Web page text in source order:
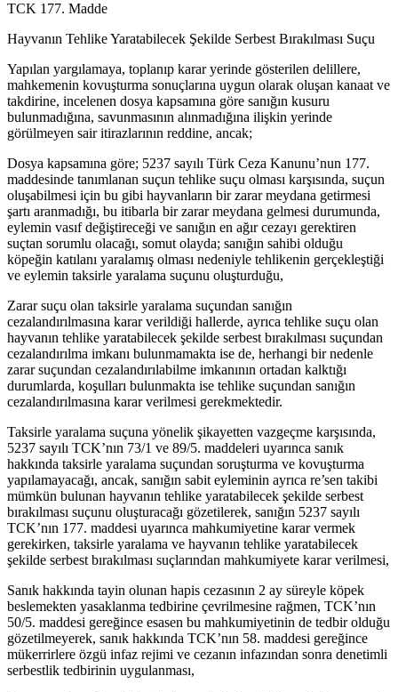
TCK 177. Madde
Hayvanın Tehlike Yaratabilecek Şekilde Serbest Bırakılması Suçu
Yapılan yargılamaya, toplanıp karar yerinde gösterilen delillere,
mahkemenin kovuşturma sonuçlarına uygun olarak oluşan kanaat ve
takdirine, incelenen dosya kapsamına göre sanığın kusuru
bulunmadığına, savunmasının alınmadığına ilişkin yerinde
görülmeyen sair itirazlarının reddine, ancak;
Dosya kapsamına göre; 5237 sayılı Türk Ceza Kanunu’nun 177.
maddesinde tanımlanan suçun tehlike suçu olması karşısında, suçun
oluşabilmesi için bu gibi hayvanların bir zarar meydana getirmesi
şartı aranmadığı, bu itibarla bir zarar meydana gelmesi durumunda,
eylemin vasıf değiştireceği ve sanığın en ağır cezayı gerektiren
suçtan sorumlu olacağı, somut olayda; sanığın sahibi olduğu
köpeğin katılanı yaralamış olması nedeniyle tehlikenin gerçekleştiği
ve eylemin taksirle yaralama suçunu oluşturduğu,
Zarar suçu olan taksirle yaralama suçundan sanığın
cezalandırılmasına karar verildiği hallerde, ayrıca tehlike suçu olan
hayvanın tehlike yaratabilecek şekilde serbest bırakılması suçundan
cezalandırılma imkanı bulunmamakta ise de, herhangi bir nedenle
zarar suçundan cezalandırılabilme imkanının ortadan kalktığı
durumlarda, koşulları bulunmakta ise tehlike suçundan sanığın
cezalandırılmasına karar verilmesi gerekmektedir.
Taksirle yaralama suçuna yönelik şikayetten vazgeçme karşısında,
5237 sayılı TCK’nın 73/1 ve 89/5. maddeleri uyarınca sanık
hakkında taksirle yaralama suçundan soruşturma ve kovuşturma
yapılamayacağı, ancak, sanığın sabit eyleminin ayrıca re’sen takibi
mümkün bulunan hayvanın tehlike yaratabilecek şekilde serbest
bırakılması suçunu oluşturacağı gözetilerek, sanığın 5237 sayılı
TCK’nın 177. maddesi uyarınca mahkumiyetine karar vermek
gerekirken, taksirle yaralama ve hayvanın tehlike yaratabilecek
şekilde serbest bırakılması suçlarından mahkumiyete karar verilmesi,
Sanık hakkında tayin olunan hapis cezasının 2 ay süreyle köpek
beslemekten yasaklanma tedbirine çevrilmesine rağmen, TCK’nın
50/5. maddesi gereğince esasen bu mahkumiyetinin de tedbir olduğu
gözetilmeyerek, sanık hakkında TCK’nın 58. maddesi gereğince
mükerrirlere özgü infaz rejimi ve cezanın infazından sonra denetimli
serbestlik tedbirinin uygulanması,